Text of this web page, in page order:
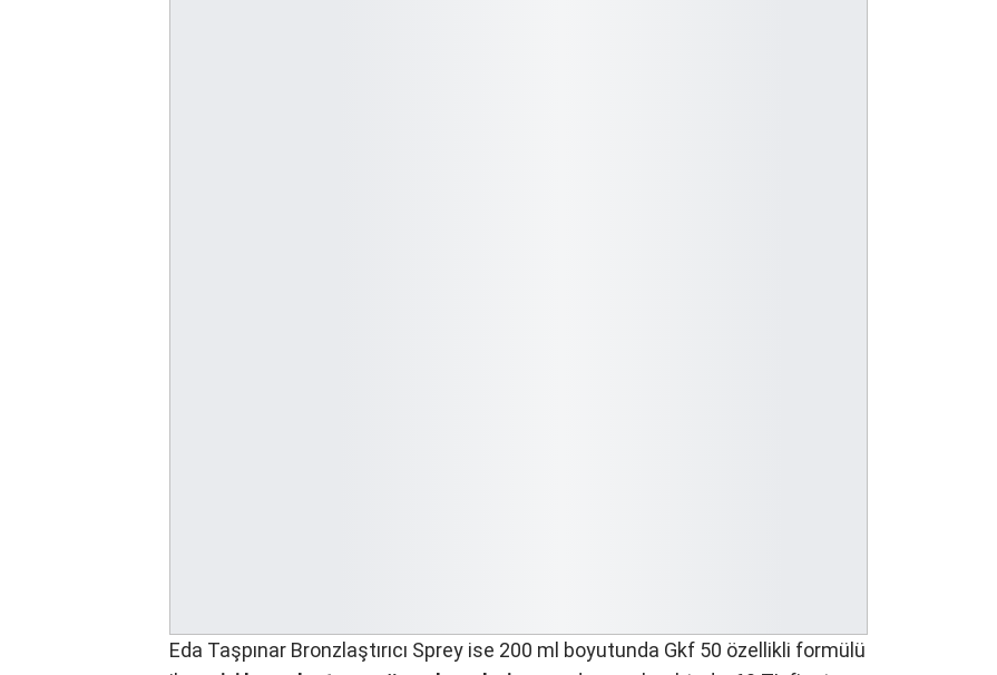
Eda Taşpınar Bronzlaştırıcı Sprey ise 200 ml boyutunda Gkf 50 özellikli formülü